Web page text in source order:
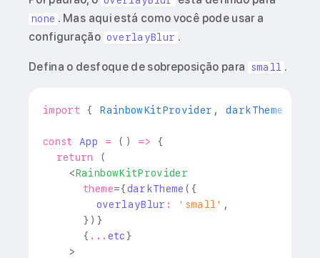
none . Mas aqui está como você pode usar a
configuração overlayBlur .
Defina o desfoque de sobreposição para small .
import { RainbowKitProvider , darkTheme
const App = ( ) =>
{
return
(
<RainbowKitProvider
theme={darkTheme ( {
        overlayBlur
: 'small' ,
} ) }
{ ... etc }
>